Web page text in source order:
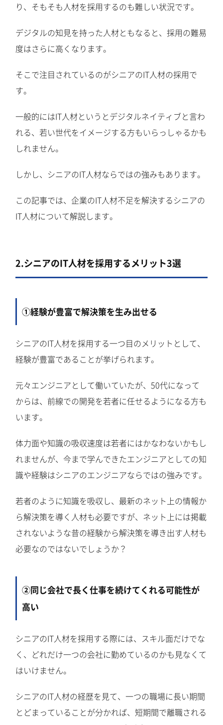
り、そもそも人材を採用するのも難しい状況です。
デジタルの知見を持った人材ともなると、採用の難易
度はさらに高くなります。
そこで注目されているのがシニアのIT人材の採用で
す。
一般的にはIT人材というとデジタルネイティブと言わ
れる、若い世代をイメージする方もいらっしゃるかも
しれません。
しかし、シニアのIT人材ならではの強みもあります。
この記事では、企業のIT人材不足を解決するシニアの
IT人材について解説します。
2.シニアのIT人材を採用するメリット3選
①経験が豊富で解決策を生み出せる
シニアのIT人材を採用する一つ目のメリットとして、
経験が豊富であることが挙げられます。
元々エンジニアとして働いていたが、50代になって
からは、前線での開発を若者に任せるようになる方も
います。
体力面や知識の吸収速度は若者にはかなわないかもし
れませんが、今まで学んできたエンジニアとしての知
識や経験はシニアのエンジニアならではの強みです。
若者のように知識を吸収し、最新のネット上の情報か
ら解決策を導く人材も必要ですが、ネット上には掲載
されないような昔の経験から解決策を導き出す人材も
必要なのではないでしょうか？
②同じ会社で長く仕事を続けてくれる可能性が
高い
シニアのIT人材を採用する際には、スキル面だけでな
く、どれだけ一つの会社に勤めているのかも見なくて
はいけません。
シニアのIT人材の経歴を見て、一つの職場に長い期間
とどまっていることが分かれば、短期間で離職される